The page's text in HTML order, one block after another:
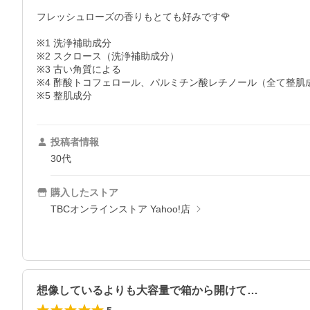
フレッシュローズの香りもとても好みです🌹
※1 洗浄補助成分
※2 スクロース（洗浄補助成分）
※3 古い角質による
※4 酢酸トコフェロール、パルミチン酸レチノール（全て整肌
※5 整肌成分
投稿者情報
30代
購入したストア
TBCオンラインストア Yahoo!店
想像しているよりも大容量で箱から開けて…